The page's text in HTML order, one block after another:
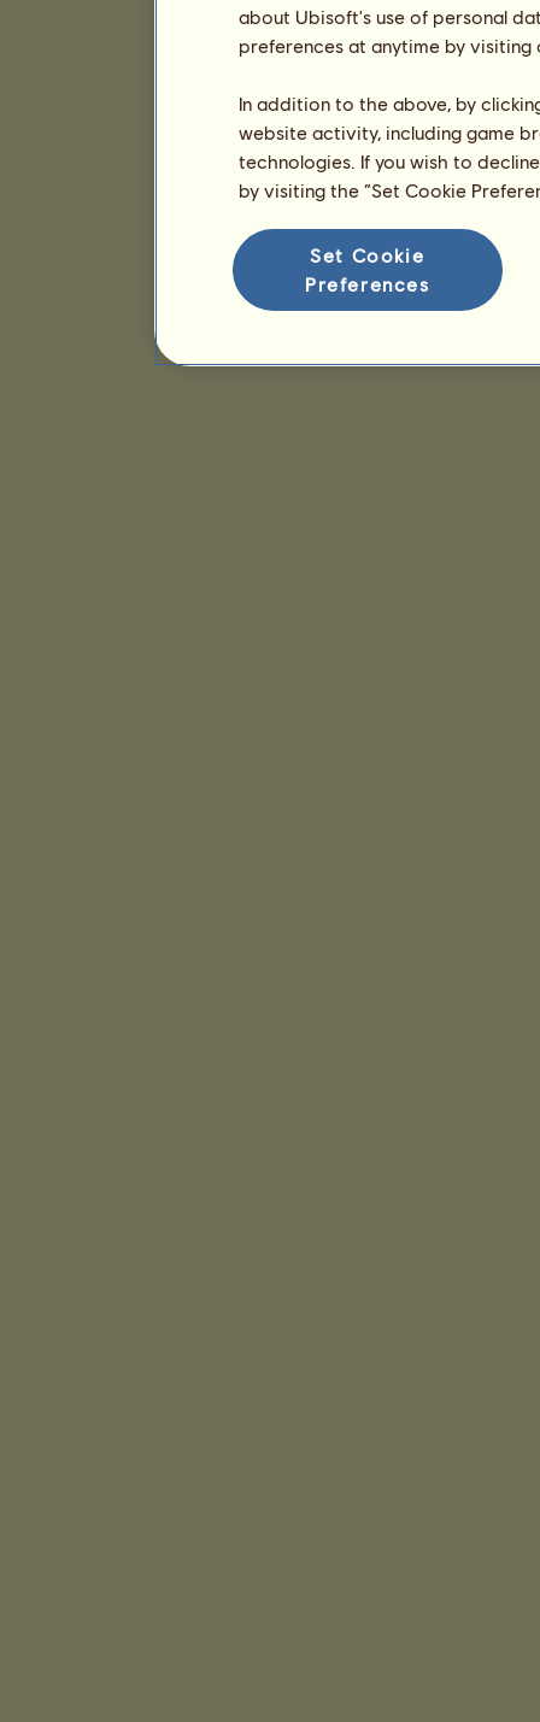
about Ubisoft's use of personal
preferences at anytime by
In addition to the above, by
website activity, including game
technologies. If you wish to
by visiting the “Set Cookie
Set Cookie
Preferences